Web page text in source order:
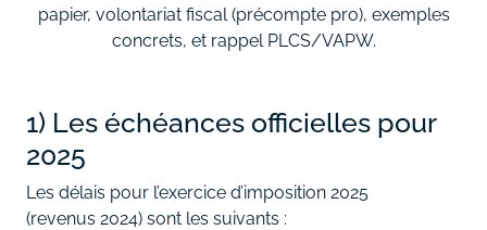
papier, volontariat fiscal (précompte pro), exemples
concrets, et rappel PLCS/VAPW.
1) Les échéances officielles pour
2025
Les délais pour l’exercice d’imposition 2025
(revenus 2024) sont les suivants :